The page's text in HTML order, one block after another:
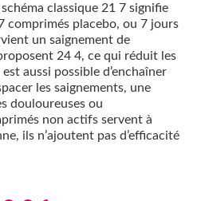
classique 21 7 signifie
comprimés placebo, ou 7 jours
un saignement de
24 4, ce qui réduit les
aussi possible d’enchaîner
les saignements, une
douloureuses ou
non actifs servent à
ils n’ajoutent pas d’efficacité